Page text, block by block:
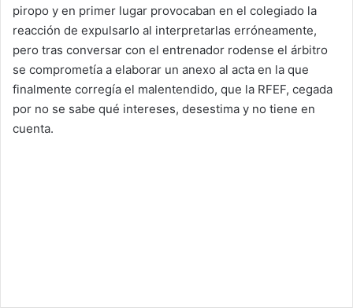
piropo y en primer lugar provocaban en el colegiado la
reacción de expulsarlo al interpretarlas erróneamente,
pero tras conversar con el entrenador rodense el árbitro
se comprometía a elaborar un anexo al acta en la que
finalmente corregía el malentendido, que la RFEF, cegada
por no se sabe qué intereses, desestima y no tiene en
cuenta.